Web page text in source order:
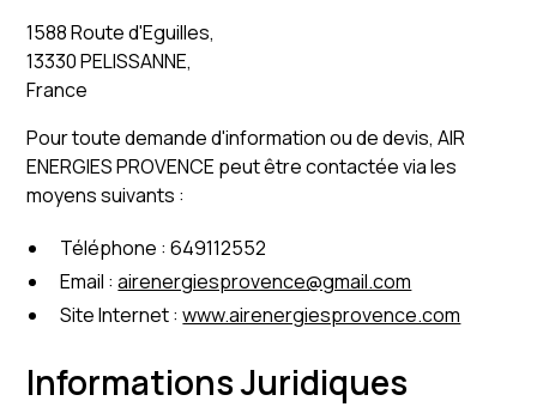
1588 Route d'Eguilles,
13330 PELISSANNE,
France
Pour toute demande d'information ou de devis, AIR
ENERGIES PROVENCE peut être contactée via les
moyens suivants :
Téléphone : 649112552
Email :airenergiesprovence@gmail.com
Site Internet :www.airenergiesprovence.com
Informations Juridiques